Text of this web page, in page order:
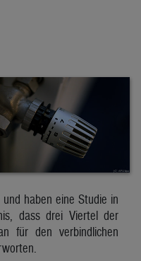
haben eine Studie in
dass drei Viertel der
für den verbindlichen